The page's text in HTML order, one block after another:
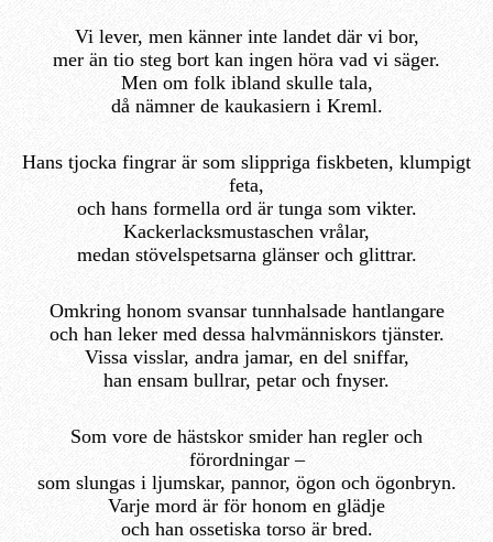
Vi lever, men känner inte landet där vi bor,
mer än tio steg bort kan ingen höra vad vi säger.
Men om folk ibland skulle tala,
då nämner de kaukasiern i Kreml.
Hans tjocka fingrar är som slippriga fiskbeten, klumpigt
feta,
och hans formella ord är tunga som vikter.
Kackerlacksmustaschen vrålar,
medan stövelspetsarna glänser och glittrar.
Omkring honom svansar tunnhalsade hantlangare
och han leker med dessa halvmänniskors tjänster.
Vissa visslar, andra jamar, en del sniffar,
han ensam bullrar, petar och fnyser.
Som vore de hästskor smider han regler och
förordningar –
som slungas i ljumskar, pannor, ögon och ögonbryn.
Varje mord är för honom en glädje
och han ossetiska torso är bred.